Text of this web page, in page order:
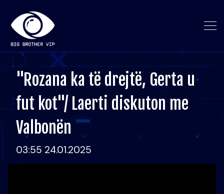
"Rozana ka të drejtë, Gerta u
fut kot"/ Laerti diskuton me
Valbonën
03:55 24.01.2025